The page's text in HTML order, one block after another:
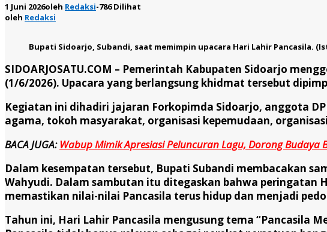
1 Juni 2026oleh Redaksi-786 Dilihat
oleh Redaksi
Bupati Sidoarjo, Subandi, saat memimpin upacara Hari Lahir Pancasila.
SIDOARJOSATU.COM – Pemerintah Kabupaten Sidoarjo
(1/6/2026). Upacara yang berlangsung khidmat tersebut
Kegiatan ini dihadiri jajaran Forkopimda Sidoarjo, anggota
agama, tokoh masyarakat, organisasi kepemudaan,
BACA JUGA:Wabup Mimik Apresiasi Peluncuran Lagu, Dorong Budaya
Dalam kesempatan tersebut, Bupati Subandi membacakan
Wahyudi. Dalam sambutan itu ditegaskan bahwa peringatan
memastikan nilai-nilai Pancasila terus hidup dan menjadi
Tahun ini, Hari Lahir Pancasila mengusung tema “Pancasila